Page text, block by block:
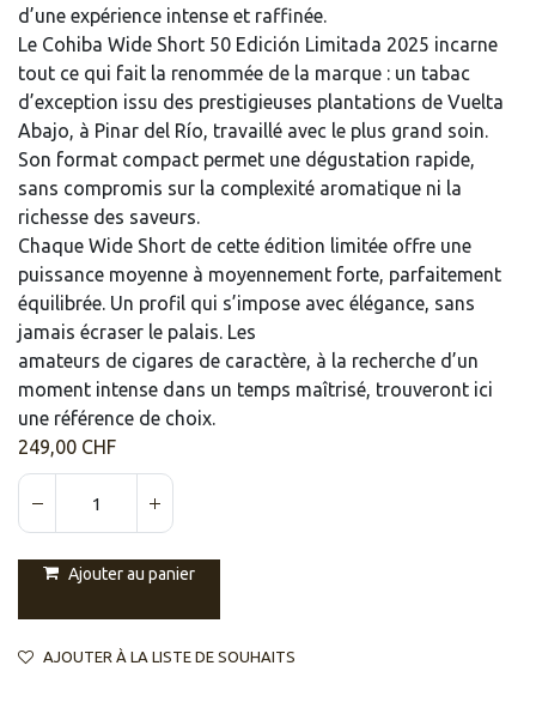
d’une expérience intense et raffinée.
Le Cohiba Wide Short 50 Edición Limitada 2025 incarne
tout ce qui fait la renommée de la marque : un tabac
d’exception issu des prestigieuses plantations de Vuelta
Abajo, à Pinar del Río, travaillé avec le plus grand soin.
Son format compact permet une dégustation rapide,
sans compromis sur la complexité aromatique ni la
richesse des saveurs.
Chaque Wide Short de cette édition limitée offre une
puissance moyenne à moyennement forte, parfaitement
équilibrée. Un profil qui s’impose avec élégance, sans
jamais écraser le palais. Les
amateurs de cigares de caractère, à la recherche d’un
moment intense dans un temps maîtrisé, trouveront ici
une référence de choix.
249,00 CHF
Ajouter au panier
AJOUTER À LA LISTE DE SOUHAITS